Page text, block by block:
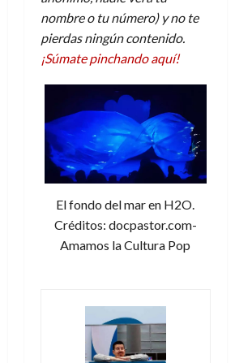
nombre o tu número) y no te
pierdas ningún contenido.
¡Súmate pinchando aquí!
El fondo del mar en H2O.
Créditos: docpastor.com-
Amamos la Cultura Pop